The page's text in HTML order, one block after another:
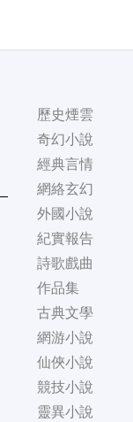
歷史煙雲
奇幻小說
經典言情
網絡玄幻
外國小說
紀實報告
詩歌戲曲
作品集
古典文學
網游小說
仙俠小說
競技小說
靈異小說